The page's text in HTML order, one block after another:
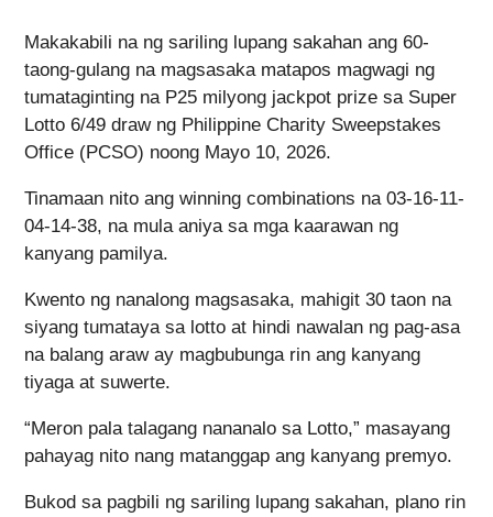
Makakabili na ng sariling lupang sakahan ang 60-
taong-gulang na magsasaka matapos magwagi ng
tumataginting na P25 milyong jackpot prize sa Super
Lotto 6/49 draw ng Philippine Charity Sweepstakes
Office (PCSO) noong Mayo 10, 2026.
Tinamaan nito ang winning combinations na 03-16-11-
04-14-38, na mula aniya sa mga kaarawan ng
kanyang pamilya.
Kwento ng nanalong magsasaka, mahigit 30 taon na
siyang tumataya sa lotto at hindi nawalan ng pag-asa
na balang araw ay magbubunga rin ang kanyang
tiyaga at suwerte.
“Meron pala talagang nananalo sa Lotto,” masayang
pahayag nito nang matanggap ang kanyang premyo.
Bukod sa pagbili ng sariling lupang sakahan, plano rin